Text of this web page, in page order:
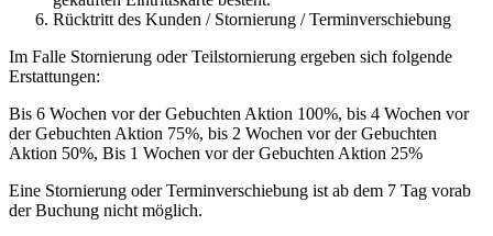
Rücktritt des Kunden / Stornierung / Terminverschiebung
Im Falle Stornierung oder Teilstornierung ergeben sich folgende
Erstattungen:
Bis 6 Wochen vor der Gebuchten Aktion 100%, bis 4 Wochen vor
der Gebuchten Aktion 75%, bis 2 Wochen vor der Gebuchten
Aktion 50%, Bis 1 Wochen vor der Gebuchten Aktion 25%
Eine Stornierung oder Terminverschiebung ist ab dem 7 Tag vorab
der Buchung nicht möglich.